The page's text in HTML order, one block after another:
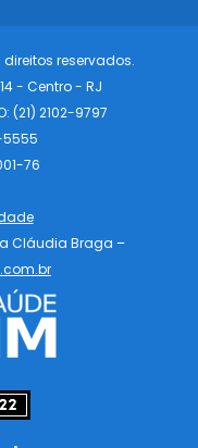
reservados.
- Centro - RJ
(21) 2102-9797
5555
76
Cláudia Braga –